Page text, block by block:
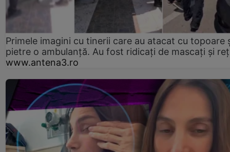
Primele imagini cu tinerii care au atacat cu topoare
pietre o ambulanță. Au fost ridicați de mascați și
www.antena3.ro